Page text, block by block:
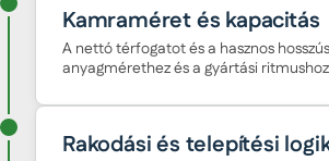
Kamraméret és kapacitás
A nettó térfogatot és a hasznos
anyagmérethez és a gyártási
Rakodási és telepítési